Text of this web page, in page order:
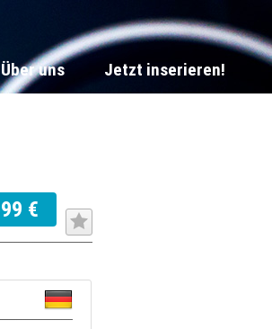
Über uns Jetzt inserieren!
€